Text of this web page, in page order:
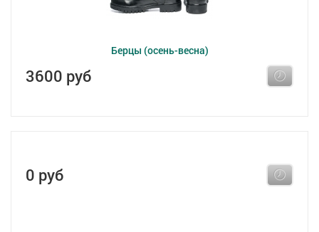
Берцы (осень-весна)
3600 руб
0 руб